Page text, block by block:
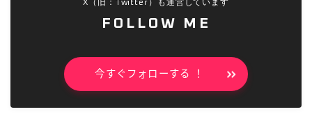
X（旧：Twitter）も運営しています
FOLLOW ME
今すぐフォローする ！